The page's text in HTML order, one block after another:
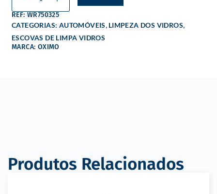
REF: WR750325
CATEGORIAS: AUTOMÓVEIS, LIMPEZA DOS VIDROS,
ESCOVAS DE LIMPA VIDROS
MARCA: OXIMO
Produtos Relacionados